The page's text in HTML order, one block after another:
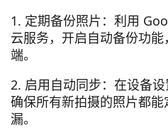
1. 定期备份照片：利用
云服务，开启自动备份功
端。
2. 启用自动同步：在设备设
确保所有新拍摄的照片都
漏。